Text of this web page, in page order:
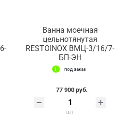
Ванна моечная
цельнотянутая
RESTOINOX ВМЦ-3/16/7-
БП-ЭН
под заказ
77 900 руб.
шт